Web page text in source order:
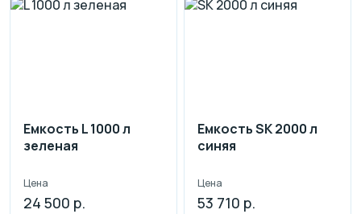
Емкость L 1000 л
зеленая
Цена
24 500 р.
Емкость SK 2000 л
синяя
Цена
53 710 р.